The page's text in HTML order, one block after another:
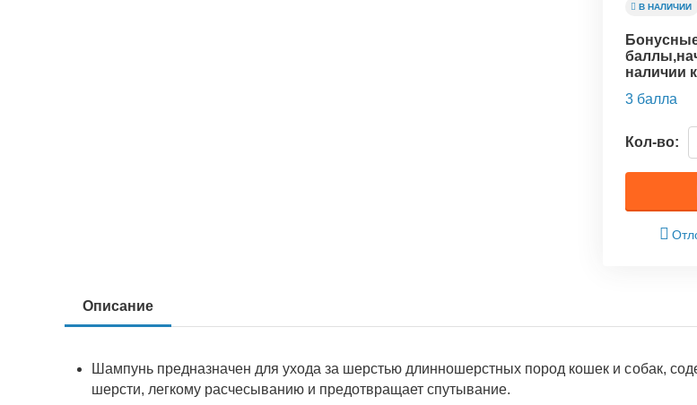
В НАЛИЧИИ
наличии
3 балла
Кол-во:
Описание
Шампунь предназначен для ухода за шерстью длинношерстных пород кошек и собак,
шерсти, легкому расчесыванию и предотвращает спутывание.